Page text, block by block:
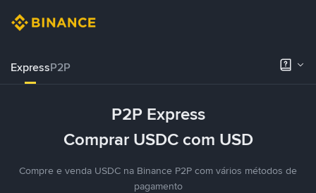
ExpressP2P
P2P Express
Comprar USDC com USD
Compre e venda USDC na Binance P2P com vários métodos de
pagamento